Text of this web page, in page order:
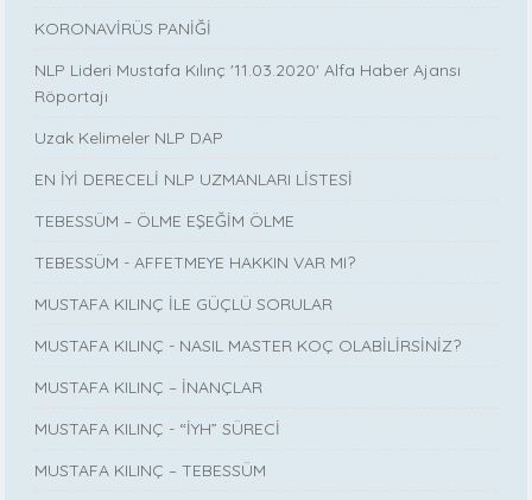
KORONAVİRÜS PANİĞİ
NLP Lideri Mustafa Kılınç '11.03.2020' Alfa Haber Ajansı
Röportajı
Uzak Kelimeler NLP DAP
EN İYİ DERECELİ NLP UZMANLARI LİSTESİ
TEBESSÜM – ÖLME EŞEĞİM ÖLME
TEBESSÜM - AFFETMEYE HAKKIN VAR MI?
MUSTAFA KILINÇ İLE GÜÇLÜ SORULAR
MUSTAFA KILINÇ - NASIL MASTER KOÇ OLABİLİRSİNİZ?
MUSTAFA KILINÇ – İNANÇLAR
MUSTAFA KILINÇ - “İYH” SÜRECİ
MUSTAFA KILINÇ – TEBESSÜM